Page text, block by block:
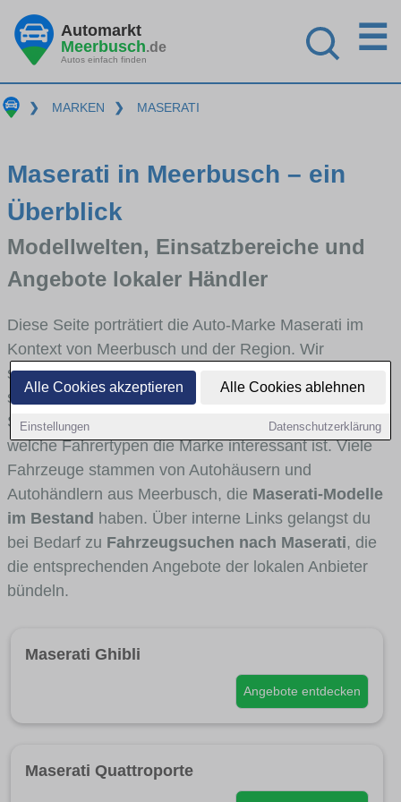
Alle Cookies akzeptieren Alle Cookies ablehnen
Einstellungen Datenschutzerklärung
Automarkt
Meerbusch.de
Autos einfach finden
☰
❯ MARKEN ❯ MASERATI
Maserati in Meerbusch – ein
Überblick
Modellwelten, Einsatzbereiche und
Angebote lokaler Händler
Diese Seite porträtiert die Auto-Marke Maserati im
Kontext von Meerbusch und der Region. Wir
skizzieren, in welchen Fahrzeugklassen Maserati
stark vertreten ist, welche Modellreihen häufig im
Stadt- und Umlandverkehr zu sehen sind und für
welche Fahrertypen die Marke interessant ist. Viele
Fahrzeuge stammen von Autohäusern und
Autohändlern aus Meerbusch, die Maserati-Modelle
im Bestand haben. Über interne Links gelangst du
bei Bedarf zu Fahrzeugsuchen nach Maserati, die
die entsprechenden Angebote der lokalen Anbieter
bündeln.
Maserati Ghibli
Angebote entdecken
Maserati Quattroporte